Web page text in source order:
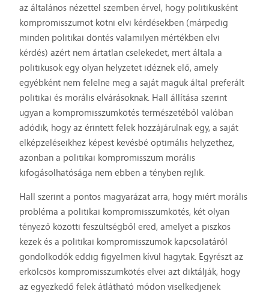
az általános nézettel szemben érvel, hogy politikusként
kompromisszumot kötni elvi kérdésekben (márpedig
minden politikai döntés valamilyen mértékben elvi
kérdés) azért nem ártatlan cselekedet, mert általa a
politikusok egy olyan helyzetet idéznek elő, amely
egyébként nem felelne meg a saját maguk által preferált
politikai és morális elvárásoknak. Hall állítása szerint
ugyan a kompromisszumkötés természetéből valóban
adódik, hogy az érintett felek hozzájárulnak egy, a saját
elképzeléseikhez képest kevésbé optimális helyzethez,
azonban a politikai kompromisszum morális
kifogásolhatósága nem ebben a tényben rejlik.
Hall szerint a pontos magyarázat arra, hogy miért morális
probléma a politikai kompromisszumkötés, két olyan
tényező közötti feszültségből ered, amelyet a piszkos
kezek és a politikai kompromisszumok kapcsolatáról
gondolkodók eddig figyelmen kívül hagytak. Egyrészt az
erkölcsös kompromisszumkötés elvei azt diktálják, hogy
az egyezkedő felek átlátható módon viselkedjenek